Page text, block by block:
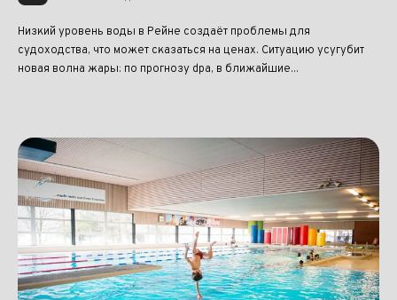
Низкий уровень воды в Рейне создаёт проблемы для
судоходства, что может сказаться на ценах. Ситуацию усугубит
новая волна жары: по прогнозу dpa, в ближайшие...